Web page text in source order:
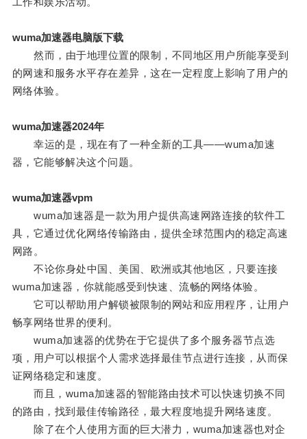
wuma加速器电脑版下载
然而，由于地理位置的限制，不同地区用户所能享受到
的网速和服务水平存在差异，这在一定程度上影响了用户的
网络体验。
wuma加速器2024年
幸运的是，现在有了一种全新的工具——wuma加速
器，它能够解决这个问题。
wuma加速器vpm
wuma加速器是一款为用户提供高速网路连接的软件工
具，它通过优化网络传输路由，提供全球范围内的稳定高速
网路。
不论你身处中国、美国、欧洲或其他地区，只要连接
wuma加速器，你就能感受到快速、流畅的网络体验。
它可以帮助用户解锁被限制的网站和应用程序，让用户
畅享网络世界的便利。
wuma加速器的优势在于它提供了多个服务器节点选
项，用户可以根据个人需求选择最佳节点进行连接，从而保
证网络稳定和速度。
而且，wuma加速器的智能路由技术可以快速切换不同
的路由，找到最佳传输路径，最大程度地提升网络速度。
除了在个人使用方面的巨大潜力，wuma加速器也对企